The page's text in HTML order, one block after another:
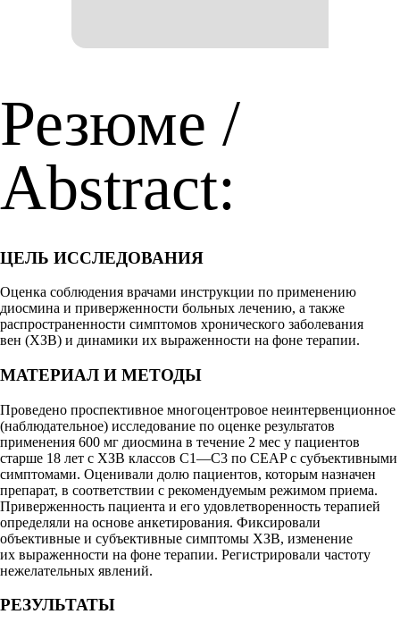
Резюме /
Abstract:
ЦЕЛЬ ИССЛЕДОВАНИЯ
Оценка соблюдения врачами инструкции по применению
диосмина и приверженности больных лечению, а также
распространенности симптомов хронического заболевания
вен (ХЗВ) и динамики их выраженности на фоне терапии.
МАТЕРИАЛ И МЕТОДЫ
Проведено проспективное многоцентровое неинтервенционное
(наблюдательное) исследование по оценке результатов
применения 600 мг диосмина в течение 2 мес у пациентов
старше 18 лет с ХЗВ классов С1—С3 по CEAP с субъективными
симптомами. Оценивали долю пациентов, которым назначен
препарат, в соответствии с рекомендуемым режимом приема.
Приверженность пациента и его удовлетворенность терапией
определяли на основе анкетирования. Фиксировали
объективные и субъективные симптомы ХЗВ, изменение
их выраженности на фоне терапии. Регистрировали частоту
нежелательных явлений.
РЕЗУЛЬТАТЫ